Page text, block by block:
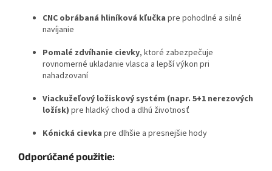
CNC obrábaná hliníková kľučka pre pohodlné a silné
navíjanie
Pomalé zdvíhanie cievky, ktoré zabezpečuje
rovnomerné ukladanie vlasca a lepší výkon pri
nahadzovaní
Viackužeľový ložiskový systém (napr. 5+1 nerezových
ložísk) pre hladký chod a dlhú životnosť
Kónická cievka pre dlhšie a presnejšie hody
Odporúčané použitie: